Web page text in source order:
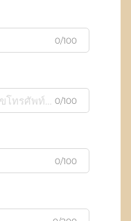
0/100
0/100
0/100